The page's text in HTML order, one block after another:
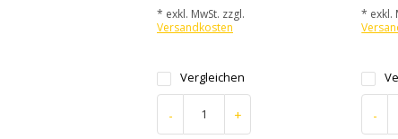
* exkl. MwSt. zzgl.
Versandkosten
Vergleichen
- +
* exkl.
-